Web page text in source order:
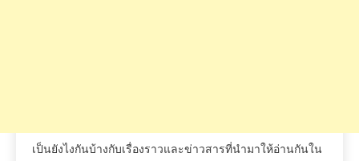
เป็นยังไงกันบ้างกับเรื่องราวและข่าวสารที่นำมาให้อ่านกันใน